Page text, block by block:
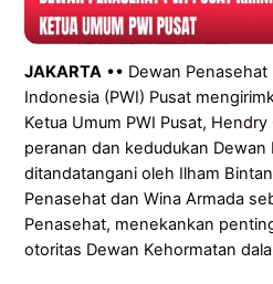
JAKARTA •• Dewan
Indonesia (PWI) Pusat
Ketua Umum PWI Pusat,
peranan dan kedudukan Dewan
ditandatangani oleh Ilham
Penasehat dan Wina Armada
Penasehat, menekankan
otoritas Dewan Kehormatan